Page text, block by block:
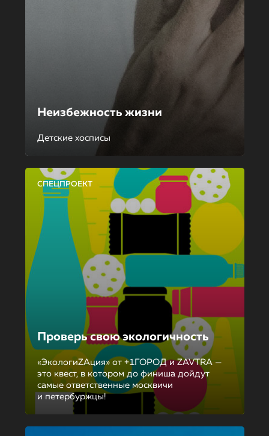
Неизбежность жизни
Детские хосписы
СПЕЦПРОЕКТ
Проверь свою экологичность
«ЭкологиZAция» от +1ГОРОД и ZAVTRA —
это квест, в котором до финиша дойдут
самые ответственные москвичи
и петербуржцы!